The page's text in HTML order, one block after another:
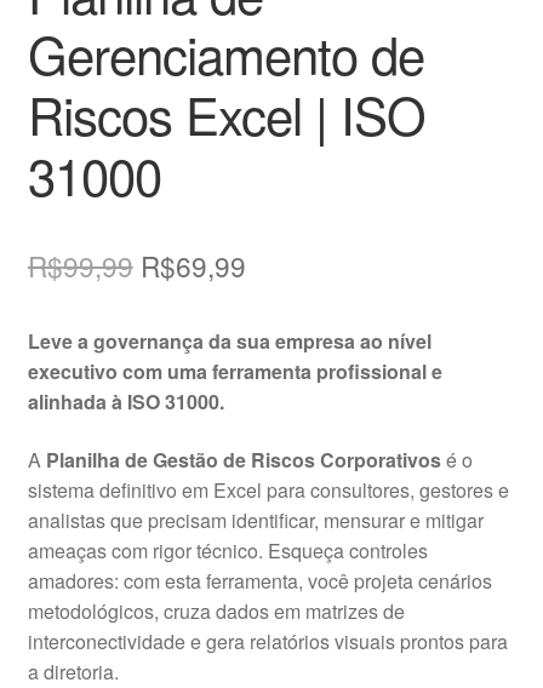
Gerenciamento de
Riscos Excel | ISO
31000
R$99,99 O
original
era:
R$69,99O
atual
Leve a governança da sua empresa ao nível
executivo com uma ferramenta profissional e
alinhada à ISO 31000.
A Planilha de Gestão de Riscos Corporativosé o
sistema definitivo em Excel para consultores, gestores e
analistas que precisam identificar, mensurar e mitigar
ameaças com rigor técnico. Esqueça controles
amadores: com esta ferramenta, você projeta cenários
metodológicos, cruza dados em matrizes de
interconectividade e gera relatórios visuais prontos para
a diretoria.